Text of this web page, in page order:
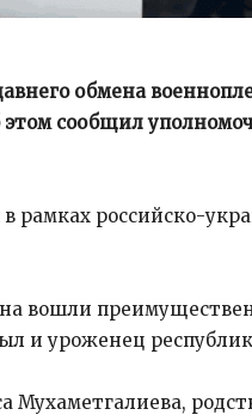
обмена
сообщил
в рамках российско-
вошли
и уроженец
Мухаметгалиева,